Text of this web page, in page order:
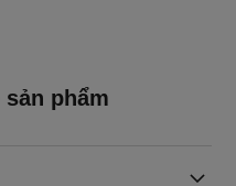
phẩm